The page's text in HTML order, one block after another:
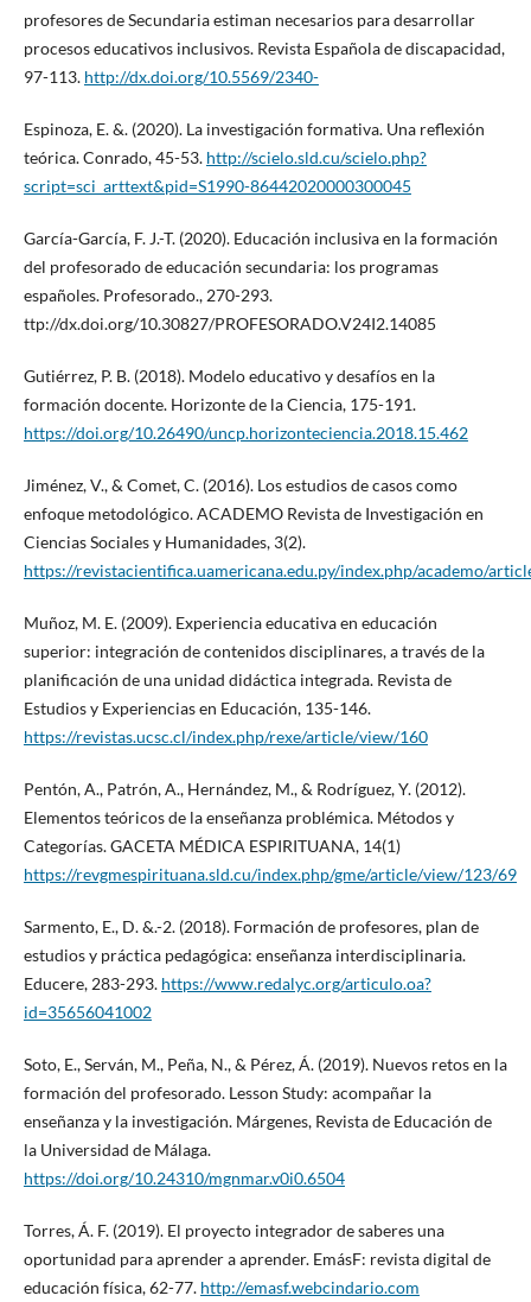
profesores de Secundaria estiman necesarios para desarrollar
procesos educativos inclusivos. Revista Española de discapacidad,
97-113. http://dx.doi.org/10.5569/2340-
Espinoza, E. &. (2020). La investigación formativa. Una reflexión
teórica. Conrado, 45-53. http://scielo.sld.cu/scielo.php?
script=sci_arttext&pid=S1990-86442020000300045
García-García, F. J.-T. (2020). Educación inclusiva en la formación
del profesorado de educación secundaria: los programas
españoles. Profesorado., 270-293.
ttp://dx.doi.org/10.30827/PROFESORADO.V24I2.14085
Gutiérrez, P. B. (2018). Modelo educativo y desafíos en la
formación docente. Horizonte de la Ciencia, 175-191.
https://doi.org/10.26490/uncp.horizonteciencia.2018.15.462
Jiménez, V., & Comet, C. (2016). Los estudios de casos como
enfoque metodológico. ACADEMO Revista de Investigación en
Ciencias Sociales y Humanidades, 3(2).
https://revistacientifica.uamericana.edu.py/index.php/academo/
Muñoz, M. E. (2009). Experiencia educativa en educación
superior: integración de contenidos disciplinares, a través de la
planificación de una unidad didáctica integrada. Revista de
Estudios y Experiencias en Educación, 135-146.
https://revistas.ucsc.cl/index.php/rexe/article/view/160
Pentón, A., Patrón, A., Hernández, M., & Rodríguez, Y. (2012).
Elementos teóricos de la enseñanza problémica. Métodos y
Categorías. GACETA MÉDICA ESPIRITUANA, 14(1)
https://revgmespirituana.sld.cu/index.php/gme/article/view/123/69
Sarmento, E., D. &.-2. (2018). Formación de profesores, plan de
estudios y práctica pedagógica: enseñanza interdisciplinaria.
Educere, 283-293. https://www.redalyc.org/articulo.oa?
id=35656041002
Soto, E., Serván, M., Peña, N., & Pérez, Á. (2019). Nuevos retos en la
formación del profesorado. Lesson Study: acompañar la
enseñanza y la investigación. Márgenes, Revista de Educación de
la Universidad de Málaga.
https://doi.org/10.24310/mgnmar.v0i0.6504
Torres, Á. F. (2019). El proyecto integrador de saberes una
oportunidad para aprender a aprender. EmásF: revista digital de
educación física, 62-77. http://emasf.webcindario.com